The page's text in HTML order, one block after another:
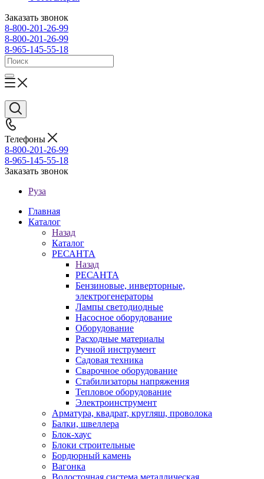
Заказать звонок
8-800-201-26-99
8-800-201-26-99
8-965-145-55-18
Телефоны
8-800-201-26-99
8-965-145-55-18
Заказать звонок
Руза
Главная
Каталог
Назад
Каталог
РЕСАНТА
Назад
РЕСАНТА
Бензиновые, инверторные,
электрогенераторы
Лампы светодиодные
Насосное оборудование
Оборудование
Расходные материалы
Ручной инструмент
Садовая техника
Сварочное оборудование
Стабилизаторы напряжения
Тепловое оборудование
Электроинструмент
Арматура, квадрат, кругляш, проволока
Балки, швеллера
Блок-хаус
Блоки строительные
Бордюрный камень
Вагонка
Водосточная система металлическая